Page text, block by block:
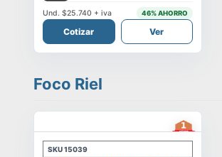
Und.$25.740 + iva 46% AHORRO
Cotizar Ver
Foco Riel
SKU15039